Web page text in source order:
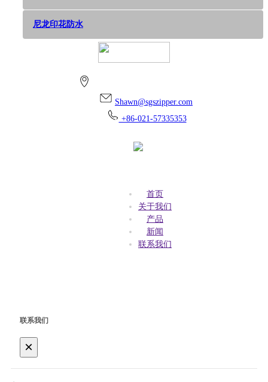
尼龙印花防水
Shawn@sgszipper.com
+86-021-57335353
首页
关于我们
产品
新闻
联系我们
联系我们
×